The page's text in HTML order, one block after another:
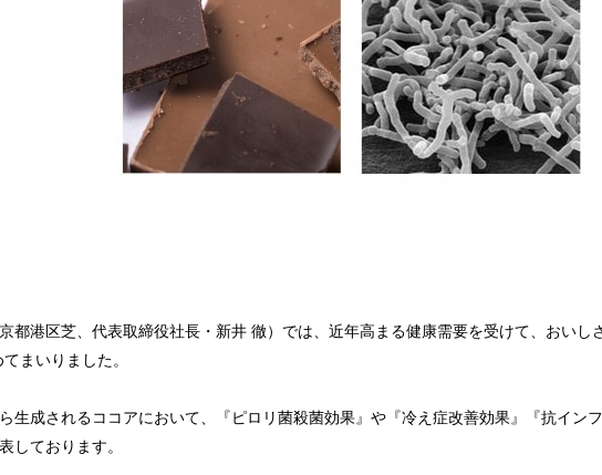
都港区芝、代表取締役社長・新井 徹）では、近年高まる健康需要を受けて、おいし
まいりました。
生成されるココアにおいて、『ピロリ菌殺菌効果』や『冷え症改善効果』『抗イン
しております。